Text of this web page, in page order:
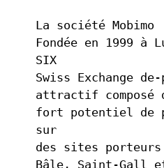
La société Mobimo
Fondée en 1999 à
SIX
Swiss Exchange
attractif composé
fort potentiel de
sur
des sites porteurs
Bâle, Saint-Gall